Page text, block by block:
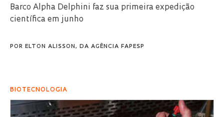
Barco Alpha Delphini faz sua primeira expedição
científica em junho
POR ELTON ALISSON, DA AGÊNCIA FAPESP
BIOTECNOLOGIA